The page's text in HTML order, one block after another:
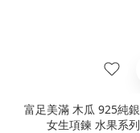
富足美滿 木瓜 925純
女生項鍊 水果系列